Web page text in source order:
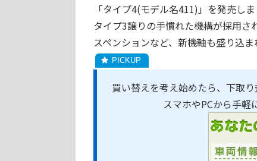
「タイプ4(モデル名411)」を発売し
タイプ3譲りの手慣れた機構が採用
スペンションなど、新機軸も盛り込ま
買い替えを考え始めたら、下取
スマホやPCから手軽